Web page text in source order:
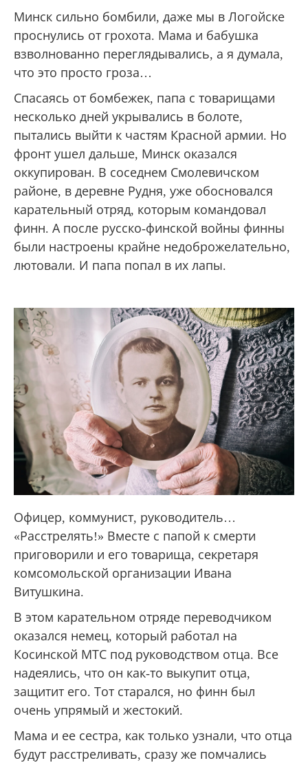
Минск сильно бомбили, даже мы в Логойске
проснулись от грохота. Мама и бабушка
взволнованно переглядывались, а я думала,
что это просто гроза…
Спасаясь от бомбежек, папа с товарищами
несколько дней укрывались в болоте,
пытались выйти к частям Красной армии. Но
фронт ушел дальше, Минск оказался
оккупирован. В соседнем Смолевичском
районе, в деревне Рудня, уже обосновался
карательный отряд, которым командовал
финн. А после русско-финской войны финны
были настроены крайне недоброжелательно,
лютовали. И папа попал в их лапы.
Офицер, коммунист, руководитель…
«Расстрелять!» Вместе с папой к смерти
приговорили и его товарища, секретаря
комсомольской организации Ивана
Витушкина.
В этом карательном отряде переводчиком
оказался немец, который работал на
Косинской МТС под руководством отца. Все
надеялись, что он как-то выкупит отца,
защитит его. Тот старался, но финн был
очень упрямый и жестокий.
Мама и ее сестра, как только узнали, что отца
будут расстреливать, сразу же помчались